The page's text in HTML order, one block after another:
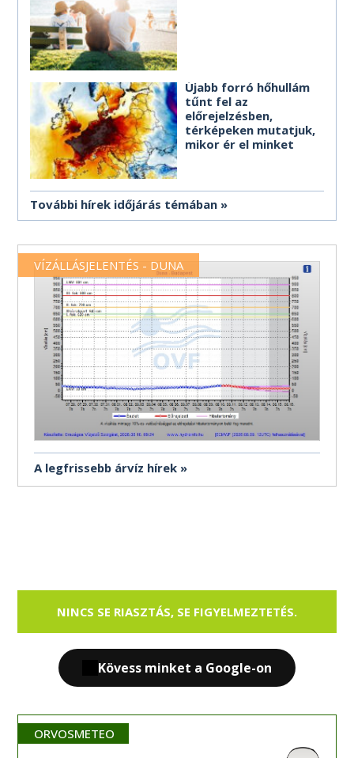
Újabb forró hőhullám
tűnt fel az
előrejelzésben,
térképeken mutatjuk,
mikor ér el minket
További hírek időjárás témában
VÍZÁLLÁSJELENTÉS - DUNA
A legfrissebb árvíz hírek
NINCS SE RIASZTÁS, SE FIGYELMEZTETÉS.
Kövess minket a Google-on
ORVOSMETEO